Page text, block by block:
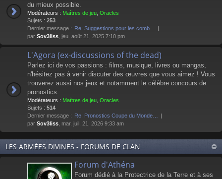
du mieux possible.
Modérateurs : Maîtres de jeu Oracles
Sujets : 253
Dernier message : Re: Suggestions pour les comb…
par Sov3liss , jeu. août 21, 2025 7:10 pm
L'Agora (ex-discussions of the dead)
Parlez ici de vos passions : films, musique, livres ou mangas,
n'hésitez pas à venir discuter des œuvres que vous aimez ! Vous
trouverez aussi nos jeux et notamment le célèbre concours de
pronostics.
Modérateurs : Maîtres de jeu Oracles
Sujets : 514
Dernier message : Re: Pronostics Coupe du Monde…
par Sov3liss , mar. juil. 21, 2026 9:33 am
LES ARMÉES DIVINES - FORUMS DE CLAN
Forum d'Athéna
Forum dédié à la Protectrice de la Terre et à ses